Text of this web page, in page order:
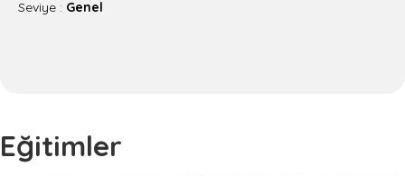
Haberler
Seviye : Genel
Eğitimler